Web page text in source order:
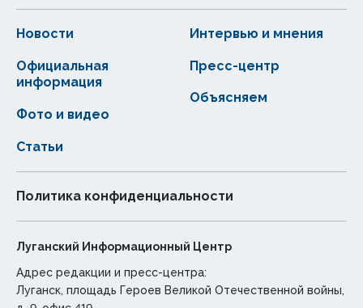
Новости
Статьи
Официальная
информация
Интервью и мнения
Фото и видео
Пресс-центр
Объясняем
Политика конфиденциальности
Луганский Информационный Центр
Адрес редакции и пресс-центра:
Луганск, площадь Героев Великой Отечественной войны,